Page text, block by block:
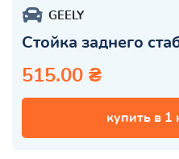
GEELY
Стойка заднего
515.00 ₴
купить в 1